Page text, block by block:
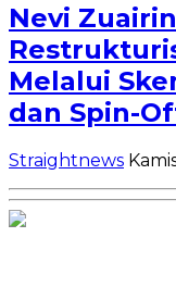
Nevi
Melalui
dan Spin-
Straightnews